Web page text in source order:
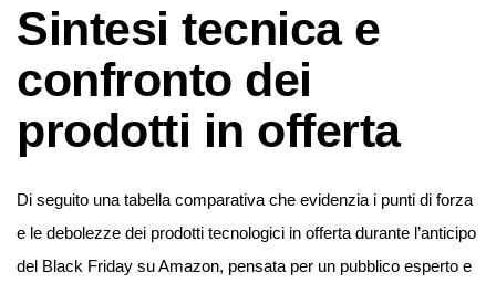
Sintesi tecnica e
confronto dei
prodotti in offerta
Di seguito una tabella comparativa che evidenzia i punti di forza
e le debolezze dei prodotti tecnologici in offerta durante l’anticipo
del Black Friday su Amazon, pensata per un pubblico esperto e